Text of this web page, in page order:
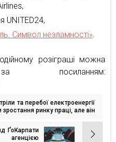
UNITED24,
Символ незламності»
розіграші можна
посиланням:
та перебої електроенергії
зростання ринку праці, але він
ҐоКарпати